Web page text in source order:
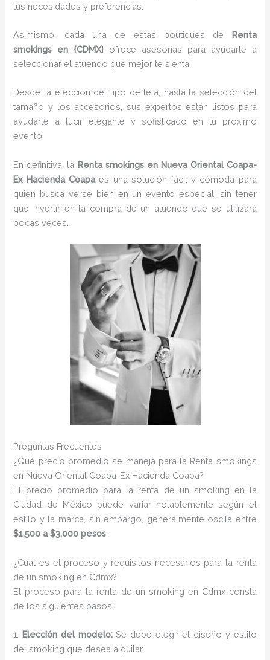
tus necesidades y preferencias.
Asimismo, cada una de estas boutiques de Renta
smokings en {CDMX} ofrece asesorías para ayudarte a
seleccionar el atuendo que mejor te sienta.
Desde la elección del tipo de tela, hasta la selección del
tamaño y los accesorios, sus expertos están listos para
ayudarte a lucir elegante y sofisticado en tu próximo
evento.
En definitiva, la Renta smokings en Nueva Oriental Coapa-
Ex Hacienda Coapaes una solución fácil y cómoda para
quien busca verse bien en un evento especial, sin tener
que invertir en la compra de un atuendo que se utilizará
pocas veces.
Preguntas Frecuentes
¿Qué precio promedio se maneja para la Renta smokings
en Nueva Oriental Coapa-Ex Hacienda Coapa?
El precio promedio para la renta de un smoking en la
Ciudad de México puede variar notablemente según el
estilo y la marca, sin embargo, generalmente oscila entre
$1,500 a $3,000 pesos
¿Cuál es el proceso y requisitos necesarios para la renta
de un smoking en Cdmx?
El proceso para la renta de un smoking en Cdmx consta
de los siguientes pasos:
1. Elección del modelo:Se debe elegir el diseño y estilo
del smoking que desea alquilar.